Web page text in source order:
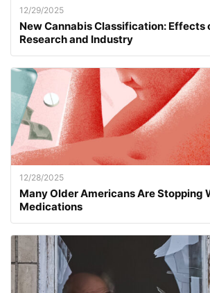
12/29/2025
New Cannabis Classification: Effects
Research and Industry
12/28/2025
Many Older Americans Are Stopping
Medications